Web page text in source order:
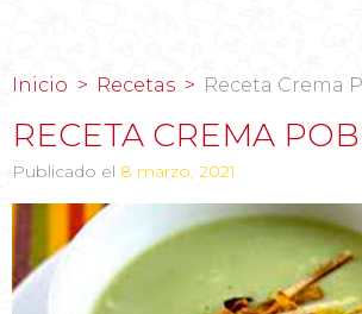
Inicio Recetas Receta Crema
RECETA CREMA
Publicado el 8 marzo, 2021